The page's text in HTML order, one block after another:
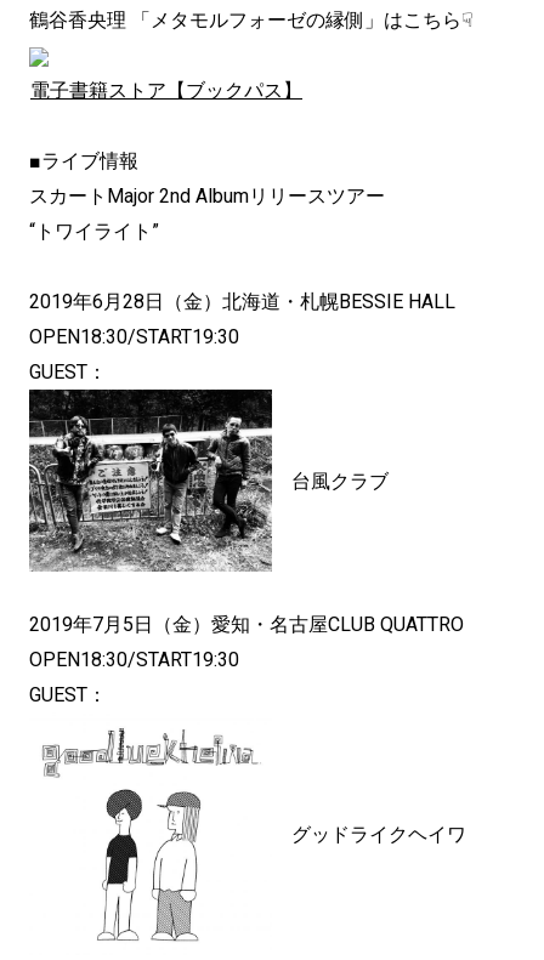
鶴谷香央理 「メタモルフォーゼの縁側」はこちら☟
電子書籍ストア【ブックパス】
■ライブ情報
スカートMajor 2nd Albumリリースツアー
“トワイライト”
2019年6月28日（金）北海道・札幌BESSIE HALL
OPEN18:30/START19:30
GUEST：
台風クラブ
2019年7月5日（金）愛知・名古屋CLUB QUATTRO
OPEN18:30/START19:30
GUEST：
グッドライクヘイワ